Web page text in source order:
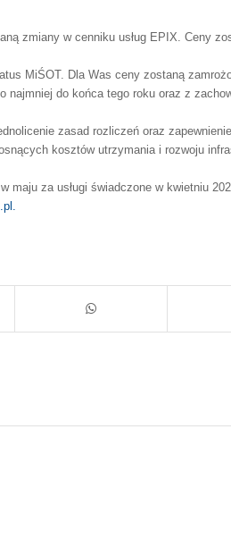
zmiany w cenniku usług EPIX. Ceny
MiŚOT. Dla Was ceny zostaną
do końca tego roku oraz z
zasad rozliczeń oraz
kosztów utrzymania i rozwoju
maju za usługi świadczone w kwietniu